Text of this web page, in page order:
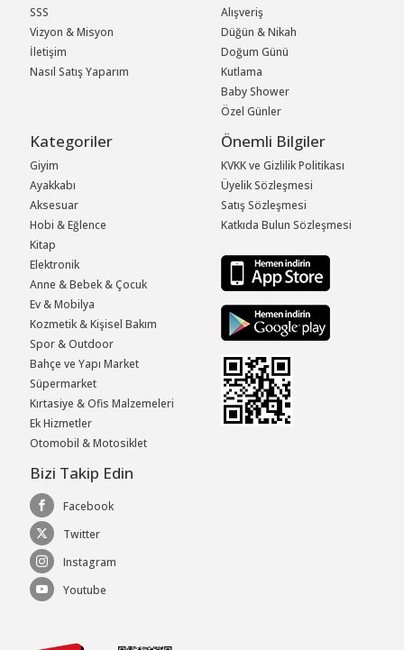
SSS
Vizyon & Misyon
İletişim
Nasıl Satış Yaparım
Alışveriş
Düğün & Nikah
Doğum Günü
Kutlama
Baby Shower
Özel Günler
Kategoriler
Giyim
Ayakkabı
Aksesuar
Hobi & Eğlence
Kitap
Elektronik
Anne & Bebek & Çocuk
Ev & Mobilya
Kozmetik & Kişisel Bakım
Spor & Outdoor
Bahçe ve Yapı Market
Süpermarket
Kırtasiye & Ofis Malzemeleri
Ek Hizmetler
Otomobil & Motosiklet
Önemli Bilgiler
KVKK ve Gizlilik Politikası
Üyelik Sözleşmesi
Satış Sözleşmesi
Katkıda Bulun Sözleşmesi
Bizi Takip Edin
Facebook
Twitter
Instagram
Youtube